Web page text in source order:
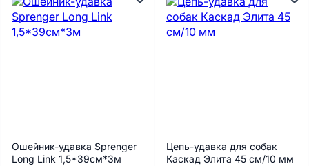
Ошейник-удавка Sprenger
Long Link 1,5*39см*3м
Цепь-удавка для собак
Каскад Элита 45 см/10 мм